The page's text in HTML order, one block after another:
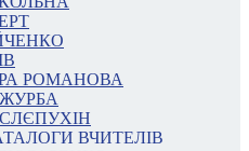
РОМАНОВА
ВЧИТЕЛІВ